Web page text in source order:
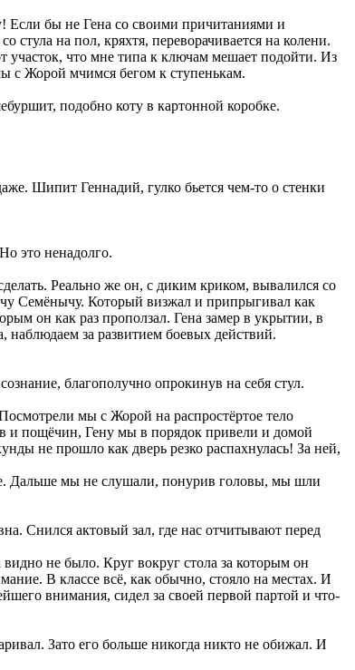
Если бы не Гена со своими причитаниями и
на пол, кряхтя, переворачивается на колени.
участок, что мне типа к ключам мешает подойти. Из
с Жорой мчимся бегом к ступенькам.
подобно коту в картонной коробке.
Шипит Геннадий, гулко бьется чем-то о стенки
это ненадолго.
Реально же он, с диким криком, вывалился со
Семёнычу. Который визжал и припрыгивал как
он как раз проползал. Гена замер в укрытии, в
наблюдаем за развитием боевых действий.
благополучно опрокинув на себя стул.
мы с Жорой на распростёртое тело
и пощёчин, Гену мы в порядок привели и домой
не прошло как дверь резко распахнулась! За ней,
Дальше мы не слушали, понурив головы, мы шли
Снился актовый зал, где нас отчитывают перед
не было. Круг вокруг стола за которым он
В классе всё, как обычно, стояло на местах. И
внимания, сидел за своей первой партой и что-
Зато его больше никогда никто не обижал. И